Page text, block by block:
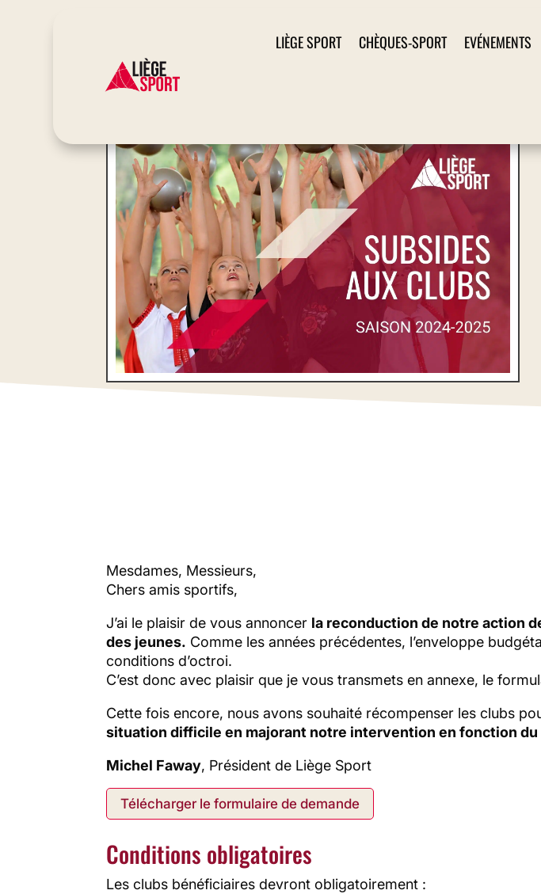
LIÈGE SPORT CHÈQUES-SPORT EVÉNEMENTS
Saison
Mesdames, Messieurs,
Chers amis sportifs,
J’ai le plaisir de vous annoncer la reconduction de notre action
des jeunes. Comme les années précédentes, l’enveloppe
conditions d’octroi.
C’est donc avec plaisir que je vous transmets en annexe, le
Cette fois encore, nous avons souhaité récompenser les clubs
situation difficile en majorant notre intervention en fonction
Michel Faway, Président de Liège Sport
Télécharger le formulaire de demande
Conditions obligatoires
Les clubs bénéficiaires devront obligatoirement :